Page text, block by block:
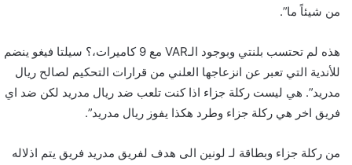
من شيئاً ما”.
هذه لم تحتسب بلنتي وبوجود الـVAR مع 9 كاميرات،؟ سيلتا فيغو ينضم
للأندية التي تعبر عن انزعاجها العلني من قرارات التحكيم لصالح ريال
مدريد”. هي ليست ركلة جزاء اذا كنت تلعب ضد ريال مدريد لكن ضد اي
فريق اخر هي ركلة جزاء وطرد هكذا يفوز ريال مدريد”.
من ركلة جزاء وبطاقة لـ لونين الى هدف لفريق مدريد فريق يتم اذلاله